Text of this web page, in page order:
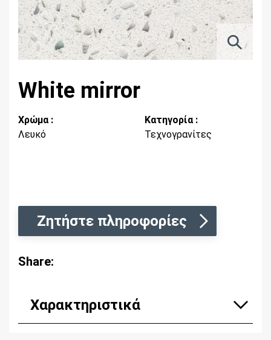
White mirror
Χρώμα :
Λευκό
Κατηγορία :
Τεχνογρανίτες
Ζητήστε πληροφορίες
Share:
Χαρακτηριστικά